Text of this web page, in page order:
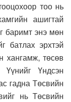
тоо нь
ашигтай
баримт энэ мөн
батлах эрхтэй
хангамж, төсөв
Үндсэн
гадна Төсвийн
нь Төсвийн